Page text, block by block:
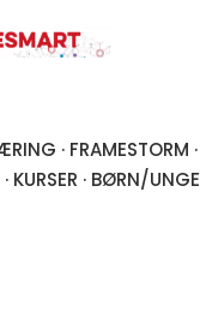
· FRAMESTORM ·
· KURSER · BØRN/UNGE